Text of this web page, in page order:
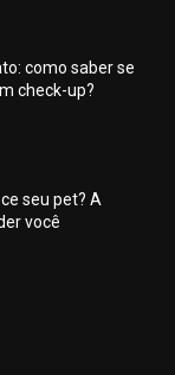
como saber se
check-up?
seu pet? A
você